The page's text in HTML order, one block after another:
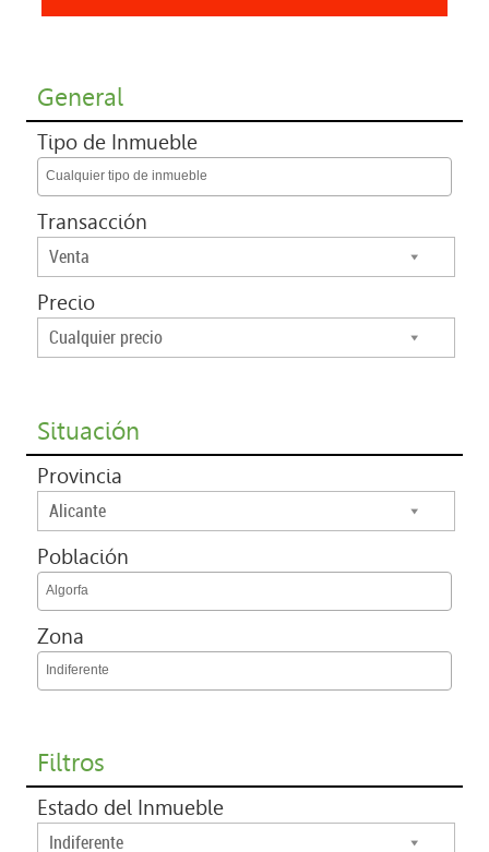
General
Tipo de Inmueble
Cualquier tipo de inmueble
Transacción
Venta
Precio
Cualquier precio
Situación
Provincia
Alicante
Población
Algorfa
Zona
Indiferente
Filtros
Estado del Inmueble
Indiferente